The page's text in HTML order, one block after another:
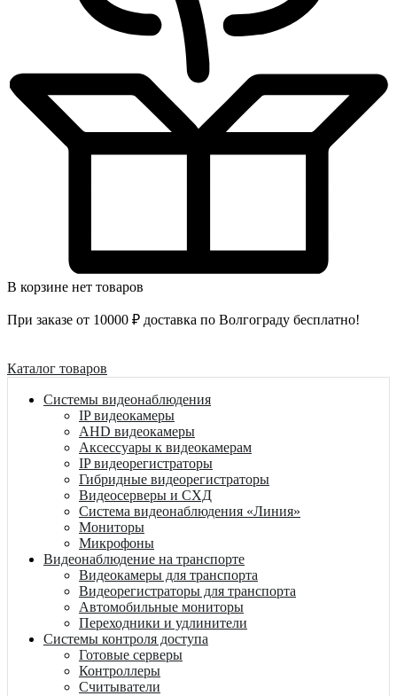
В корзине нет товаров
При заказе от 10000 ₽ доставка по Волгограду бесплатно!
Каталог товаров
Системы видеонаблюдения
IP видеокамеры
AHD видеокамеры
Аксессуары к видеокамерам
IP видеорегистраторы
Гибридные видеорегистраторы
Видеосерверы и СХД
Система видеонаблюдения «Линия»
Мониторы
Микрофоны
Видеонаблюдение на транспорте
Видеокамеры для транспорта
Видеорегистраторы для транспорта
Автомобильные мониторы
Переходники и удлинители
Системы контроля доступа
Готовые серверы
Контроллеры
Считыватели